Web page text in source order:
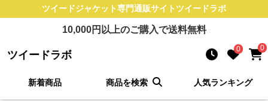
ツイードジャケット専門通販サイト ツイードラボ
10,000円以上のご購入で送料無料
ツイードラボ 0 0
新着商品 商品を検索 人気ランキング